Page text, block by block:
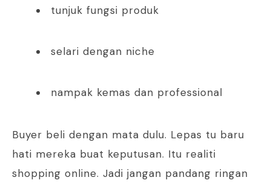
tunjuk fungsi produk
selari dengan niche
nampak kemas dan professional
Buyer beli dengan mata dulu. Lepas tu baru
hati mereka buat keputusan. Itu realiti
shopping online. Jadi jangan pandang ringan